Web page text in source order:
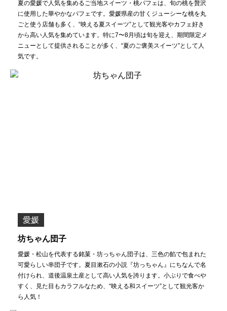
夏の愛媛で人気を集めるご当地スイーツ・桃パフェは、旬の桃を贅沢
に使用した華やかなパフェです。愛媛県産の甘くジューシーな桃を丸
ごと使う店舗も多く、“映える夏スイーツ”として観光客やカフェ好き
から高い人気を集めています。特に7〜8月頃は旬を迎え、期間限定メ
ニューとして提供されることが多く、“夏のご褒美スイーツ”として人
気です。
愛媛
坊ちゃん団子
愛媛・松山を代表する銘菓・坊っちゃん団子は、三色の餡で包まれた
可愛らしい串団子です。夏目漱石の小説『坊っちゃん』にちなんで名
付けられ、道後温泉土産として高い人気を誇ります。小ぶりで食べや
すく、見た目もカラフルなため、“映える和スイーツ”として観光客か
ら人気！